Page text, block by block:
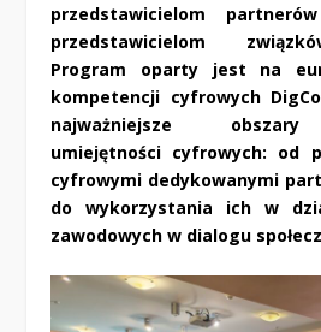
przedstawicielom
przedstawicielom
Program oparty jest na
kompetencji cyfrowych
najważniejsze obszary
umiejętności cyfrowych: od
cyfrowymi dedykowanymi
do wykorzystania ich w
zawodowych w dialogu